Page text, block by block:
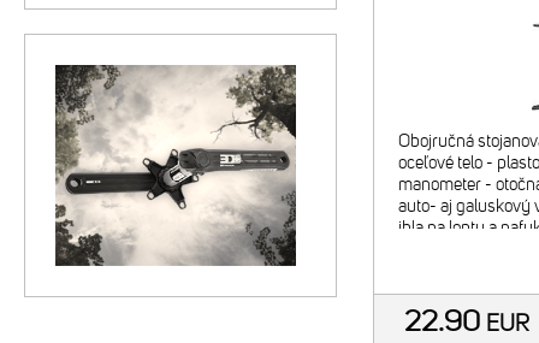
Obojručná
oceľové telo -
manometer -
auto- aj galuskový
ihla na lopty a
22.90 EUR